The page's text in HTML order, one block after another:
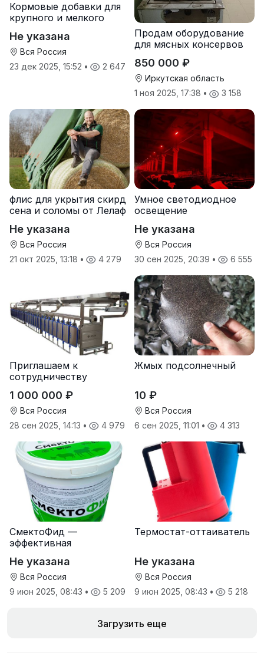
Кормовые добавки для
крупного и мелкого
Не указана
Вся Россия
23 дек 2025, 15:52 • 2 647
Продам оборудование
для мясных консервов
850 000 ₽
Иркутская область
1 ноя 2025, 17:38 • 3 158
флис для укрытия скирд
сена и соломы от Лелаф
Не указана
Вся Россия
21 окт 2025, 13:18 • 4 279
Умное светодиодное
освещение
Не указана
Вся Россия
30 сен 2025, 20:39 • 6 555
Приглашаем к
сотрудничеству
1 000 000 ₽
Вся Россия
28 сен 2025, 14:13 • 4 979
Жмых подсолнечный
10 ₽
Вся Россия
6 сен 2025, 11:01 • 4 313
СмектоФид —
эффективная
антидиарейная
кормовая добавка для
телят
Не указана
Вся Россия
9 июн 2025, 08:43 • 5 209
Термостат-оттаиватель
Не указана
Вся Россия
9 июн 2025, 08:43 • 5 218
Загрузить еще